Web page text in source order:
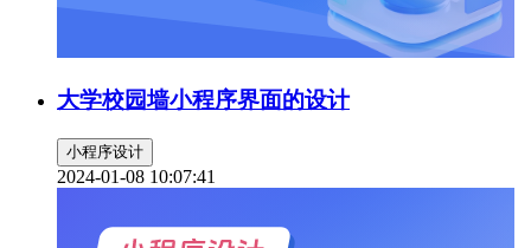
大学校园墙小程序界面的设计
小程序设计
2024-01-08 10:07:41